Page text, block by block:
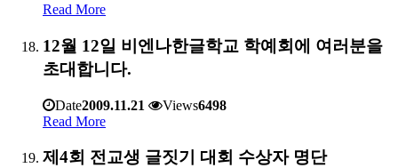
Read More
12월 12일 비엔나한글학교 학예회에 여러분을
초대합니다.
Date2009.11.21 Views6498
Read More
제4회 전교생 글짓기 대회 수상자 명단